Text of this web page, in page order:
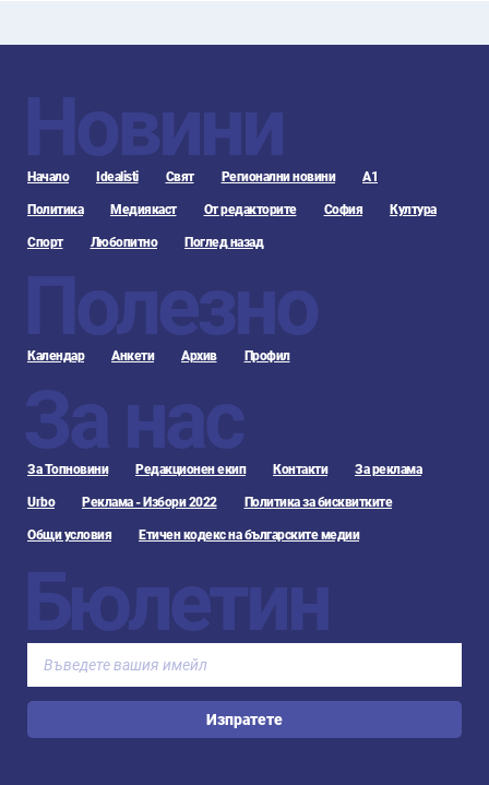
Новини
Начало Idealisti Свят Регионални новини А1
Политика Медиякаст От редакторите София Култура
Спорт Любопитно Поглед назад
Полезно
Календар Анкети Архив Профил
За нас
За Топновини Редакционен екип Контакти За реклама
Urbo Реклама - Избори 2022 Политика за бисквитките
Общи условия Етичен кодекс на българските медии
Бюлетин
Изпратете